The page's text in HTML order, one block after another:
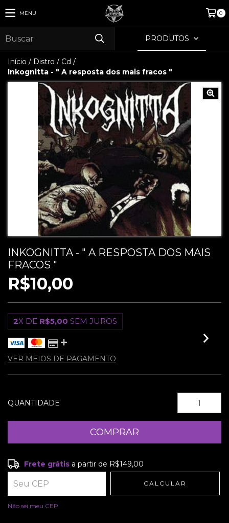
MENU 0
PRODUTOS
Início / Distro / Cd /
Inkognitta - " A resposta dos mais fracos "
INKOGNITTA - " A RESPOSTA DOS MAIS
FRACOS "
R$10,00
2X DE R$5,00 SEM JUROS
VER MEIOS DE PAGAMENTO
QUANTIDADE
Frete grátis R$149,00
Entregas para o CEP:
Frete grátis a partir de R$149,00
CALCULAR
Não sei meu CEP